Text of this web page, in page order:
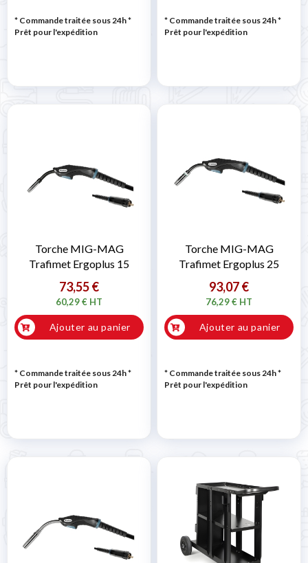
* Commande traitée sous 24h*
Prêt pour l'expédition
* Commande traitée sous 24h*
Prêt pour l'expédition
Torche MIG-MAG
Trafimet Ergoplus 15
73,55 €
60,29 € HT
Ajouter au panier
* Commande traitée sous 24h*
Prêt pour l'expédition
Torche MIG-MAG
Trafimet Ergoplus 25
93,07 €
76,29 € HT
Ajouter au panier
* Commande traitée sous 24h*
Prêt pour l'expédition